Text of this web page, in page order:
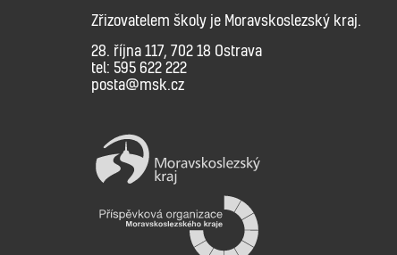
Zřizovatelem školy je Moravskoslezský kraj.
28. října 117, 702 18 Ostrava
tel: 595 622 222
posta@msk.cz